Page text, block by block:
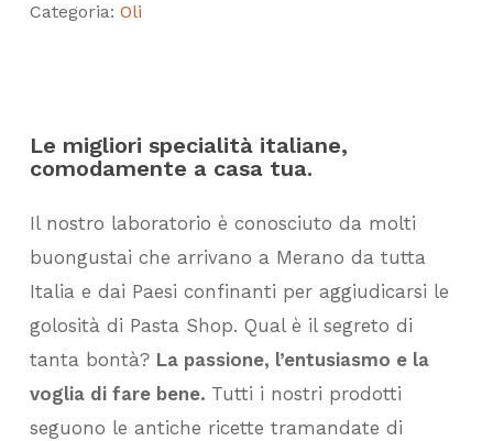
Categoria: Oli
Le migliori specialità italiane,
comodamente a casa tua.
Il nostro laboratorio è conosciuto da molti
buongustai che arrivano a Merano da tutta
Italia e dai Paesi confinanti per aggiudicarsi le
golosità di Pasta Shop. Qual è il segreto di
tanta bontà? La passione, l’entusiasmo e la
voglia di fare bene. Tutti i nostri prodotti
seguono le antiche ricette tramandate di